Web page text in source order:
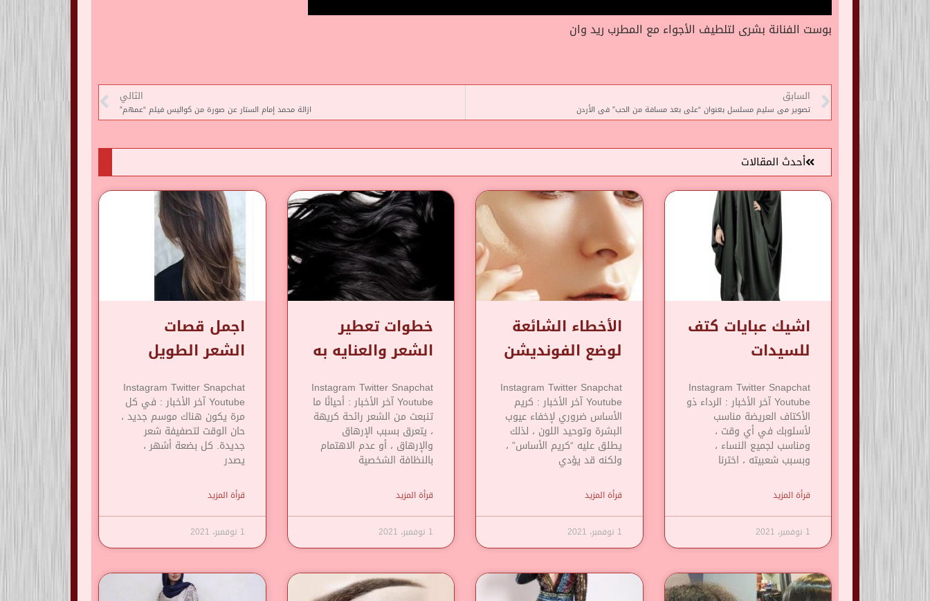
بوست الفنانة بشرى لتلطيف الأجواء مع المطرب ريد وان
السابق
تصوير مى سليم مسلسل بعنوان “على بعد مسافة من الحب” فى الأردن
التالي
ازالة محمد إمام الستار عن صورة من كواليس فيلم “عمهم”
أحدث المقالات
اشيك عبايات كتف
للسيدات
Instagram Twitter Snapchat
Youtube آخر الأخبار : الرداء ذو
​​الأكتاف العريضة مناسب
لأسلوبك في أي وقت ،
ومناسب لجميع النساء ،
وبسبب شعبيته ، اخترنا
قرأة المزيد
1 نوفمبر، 2021
الأخطاء الشائعة
لوضع الفونديشن
Instagram Twitter Snapchat
Youtube آخر الأخبار : كريم
الأساس ضروري لإخفاء عيوب
البشرة وتوحيد اللون ، لذلك
يطلق عليه “كريم الأساس” ،
ولكنه قد يؤدي
قرأة المزيد
1 نوفمبر، 2021
خطوات تعطير
الشعر والعنايه به
Instagram Twitter Snapchat
Youtube آخر الأخبار : أحيانًا ما
تنبعث من الشعر رائحة كريهة
، يتعرق بسبب الإرهاق
والإرهاق ، أو عدم الاهتمام
بالنظافة الشخصية
قرأة المزيد
1 نوفمبر، 2021
اجمل قصات
الشعر الطويل
Instagram Twitter Snapchat
Youtube آخر الأخبار : في كل
مرة يكون هناك موسم جديد ،
حان الوقت لتصفيفة شعر
جديدة. كل بضعة أشهر ،
يصدر
قرأة المزيد
1 نوفمبر، 2021